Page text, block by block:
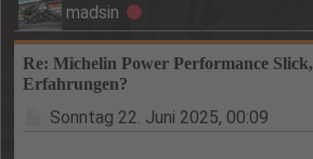
madsin Offline
Re: Michelin Power Performance Slick,
Erfahrungen?
Beitrag
Sonntag 22. Juni 2025, 00:09